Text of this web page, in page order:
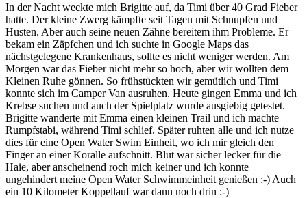
In der Nacht weckte mich Brigitte auf, da Timi über 40 Grad Fieber
hatte. Der kleine Zwerg kämpfte seit Tagen mit Schnupfen und
Husten. Aber auch seine neuen Zähne bereitem ihm Probleme. Er
bekam ein Zäpfchen und ich suchte in Google Maps das
nächstgelegene Krankenhaus, sollte es nicht weniger werden. Am
Morgen war das Fieber nicht mehr so hoch, aber wir wollten dem
Kleinen Ruhe gönnen. So frühstückten wir gemütlich und Timi
konnte sich im Camper Van ausruhen. Heute gingen Emma und ich
Krebse suchen und auch der Spielplatz wurde ausgiebig getestet.
Brigitte wanderte mit Emma einen kleinen Trail und ich machte
Rumpfstabi, während Timi schlief. Später ruhten alle und ich nutze
dies für eine Open Water Swim Einheit, wo ich mir gleich den
Finger an einer Koralle aufschnitt. Blut war sicher lecker für die
Haie, aber anscheinend roch mich keiner und ich konnte
ungehindert meine Open Water Schwimmeinheit genießen :-) Auch
ein 10 Kilometer Koppellauf war dann noch drin :-)